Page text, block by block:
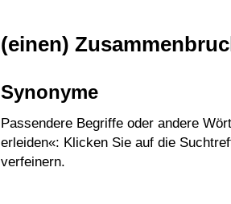
(einen)
Synonyme
Passendere Begriffe oder andere
erleiden«: Klicken Sie auf die
verfeinern.